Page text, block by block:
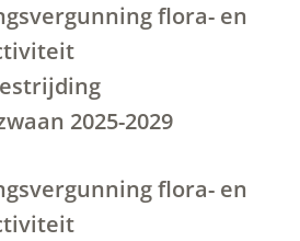
flora- en
2025-2029
flora- en